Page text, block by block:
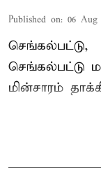
Published on: 06 Aug
செங்கல்பட்டு,
செங்கல்பட்டு
மின்சாரம்